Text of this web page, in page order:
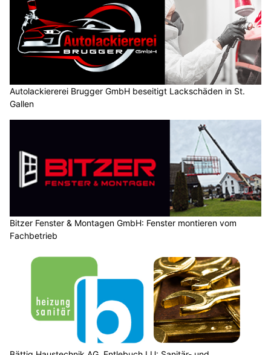
Autolackiererei Brugger GmbH beseitigt Lackschäden in St.
Gallen
Bitzer Fenster & Montagen GmbH: Fenster montieren vom
Fachbetrieb